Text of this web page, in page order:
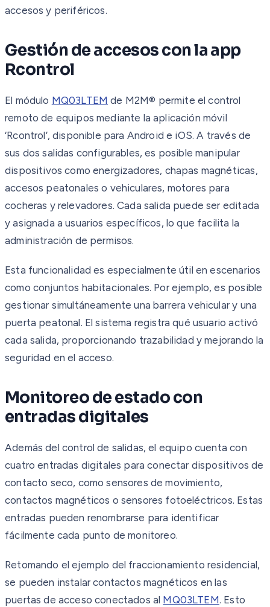
accesos y periféricos.
Gestión de accesos con la app
Rcontrol
El módulo MQ03LTEM de M2M® permite el control
remoto de equipos mediante la aplicación móvil
‘Rcontrol’, disponible para Android e iOS. A través de
sus dos salidas configurables, es posible manipular
dispositivos como energizadores, chapas magnéticas,
accesos peatonales o vehiculares, motores para
cocheras y relevadores. Cada salida puede ser editada
y asignada a usuarios específicos, lo que facilita la
administración de permisos.
Esta funcionalidad es especialmente útil en escenarios
como conjuntos habitacionales. Por ejemplo, es posible
gestionar simultáneamente una barrera vehicular y una
puerta peatonal. El sistema registra qué usuario activó
cada salida, proporcionando trazabilidad y mejorando la
seguridad en el acceso.
Monitoreo de estado con
entradas digitales
Además del control de salidas, el equipo cuenta con
cuatro entradas digitales para conectar dispositivos de
contacto seco, como sensores de movimiento,
contactos magnéticos o sensores fotoeléctricos. Estas
entradas pueden renombrarse para identificar
fácilmente cada punto de monitoreo.
Retomando el ejemplo del fraccionamiento residencial,
se pueden instalar contactos magnéticos en las
puertas de acceso conectados al MQ03LTEM. Esto